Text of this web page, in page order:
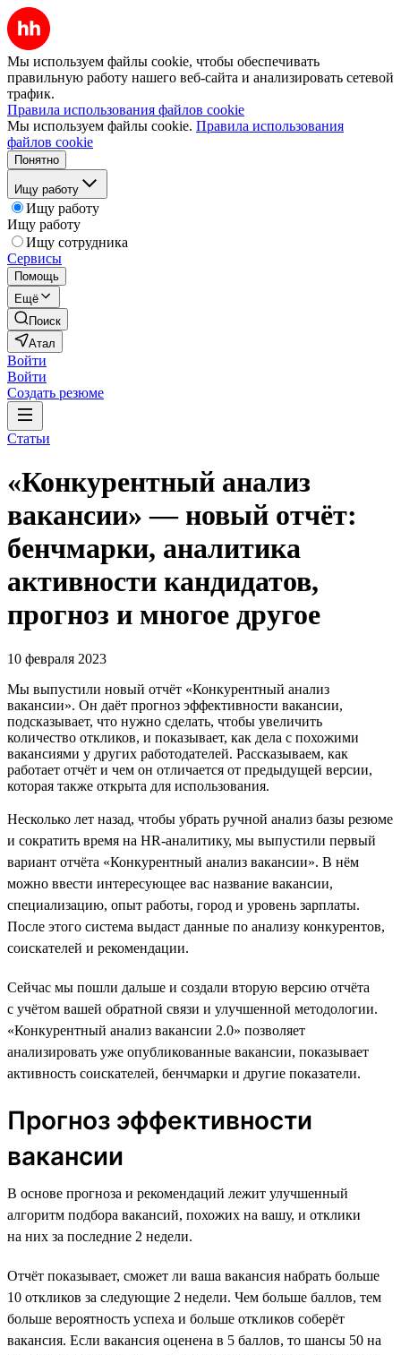
Мы используем файлы cookie, чтобы обеспечивать
правильную работу нашего веб-сайта и анализировать сетевой
трафик.
Правила использования файлов cookie
Мы используем файлы cookie. Правила использования
файлов cookie
Понятно
Ищу работу
Ищу работу
Ищу работу
Ищу сотрудника
Сервисы
Помощь
Ещё
Поиск
Атал
Войти
Войти
Создать резюме
Статьи
«Конкурентный анализ
вакансии» — новый отчёт:
бенчмарки, аналитика
активности кандидатов,
прогноз и многое другое
10 февраля 2023
Мы выпустили новый отчёт «Конкурентный анализ
вакансии». Он даёт прогноз эффективности вакансии,
подсказывает, что нужно сделать, чтобы увеличить
количество откликов, и показывает, как дела с похожими
вакансиями у других работодателей. Рассказываем, как
работает отчёт и чем он отличается от предыдущей версии,
которая также открыта для использования.
Несколько лет назад, чтобы убрать ручной анализ базы резюме
и сократить время на HR-аналитику, мы выпустили первый
вариант отчёта «Конкурентный анализ вакансии». В нём
можно ввести интересующее вас название вакансии,
специализацию, опыт работы, город и уровень зарплаты.
После этого система выдаст данные по анализу конкурентов,
соискателей и рекомендации.
Сейчас мы пошли дальше и создали вторую версию отчёта
с учётом вашей обратной связи и улучшенной методологии.
«Конкурентный анализ вакансии 2.0» позволяет
анализировать уже опубликованные вакансии, показывает
активность соискателей, бенчмарки и другие показатели.
Прогноз эффективности
вакансии
В основе прогноза и рекомендаций лежит улучшенный
алгоритм подбора вакансий, похожих на вашу, и отклики
на них за последние 2 недели.
Отчёт показывает, сможет ли ваша вакансия набрать больше
10 откликов за следующие 2 недели. Чем больше баллов, тем
больше вероятность успеха и больше откликов соберёт
вакансия. Если вакансия оценена в 5 баллов, то шансы 50 на